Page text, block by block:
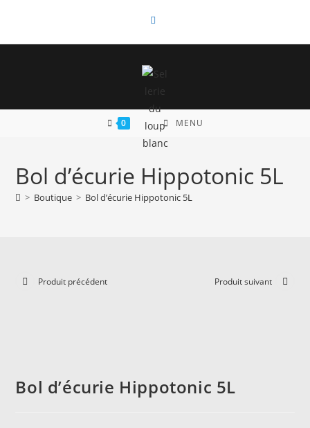
content
0 MENU
Bol d’écurie Hippotonic 5L
> Boutique > Bol d’écurie Hippotonic 5L
Produit précédent Produit suivant
Bol d’écurie Hippotonic 5L